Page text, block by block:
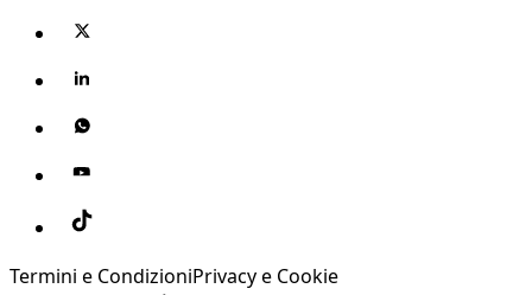
Termini e CondizioniPrivacy e Cookie